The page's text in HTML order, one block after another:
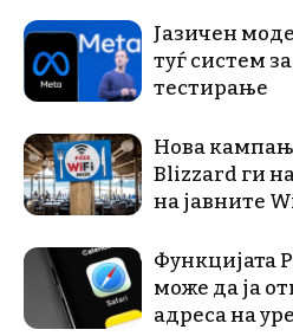
Јазичен
туѓ систем
тестирање
Нова
Blizzard ги
на јавните
Функцијата
може да ја
адреса на